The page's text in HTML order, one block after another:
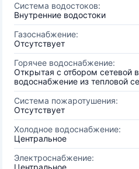
Система водостоков:
Внутренние водостоки
Газоснабжение:
Отсутствует
Горячее водоснабжение:
Открытая с отбором сетевой
водоснабжение из тепловой
Система пожаротушения:
Отсутствует
Холодное водоснабжение:
Центральное
Электроснабжение:
Центральное